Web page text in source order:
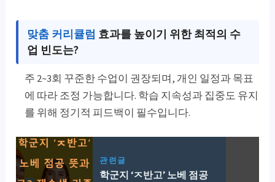
맞춤 커리큘럼 효과를 높이기 위한 최적의 수
업 빈도는?
주 2~3회 꾸준한 수업이 권장되며, 개인 일정과 목표
에 따라 조정 가능합니다. 학습 지속성과 집중도 유지
를 위해 정기적 피드백이 필수입니다.
관련글
학군지 ‘ㅈ반고’ 노베 점공